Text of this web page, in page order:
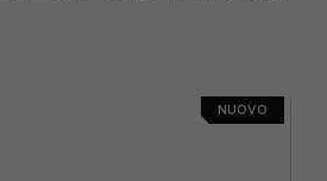
NUOVO